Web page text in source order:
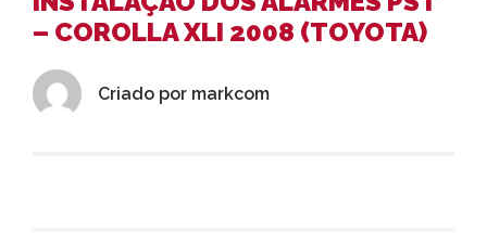
– COROLLA XLI 2008 (TOYOTA)
Criado por markcom